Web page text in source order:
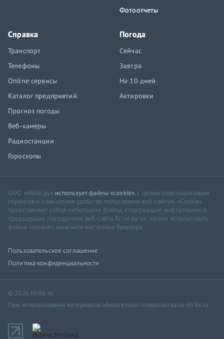
Фотоотчеты
Справка
Транспорт
Телефоны
Online сервисы
Каталог предприятий
Прогноз погоды
Веб-камеры
Радиостанции
Гороскопы
Погода
Сейчас
Завтра
На 10 дней
Актировки
ООО «НВ86.ру» использует файлы «cookie», с целью персонализации
сервисов и повышения удобства пользования веб-сайтом. «Cookie»
представляют собой небольшие файлы, содержащие информацию о
предыдущих посещениях веб-сайта. Если вы не хотите использовать
файлы «cookie», измените настройки браузера.
Пользовательское соглашение
Политика конфиденциальности
© 2026 NV86.ru
При использовании материалов обязательна гиперссылка на NV86.ru